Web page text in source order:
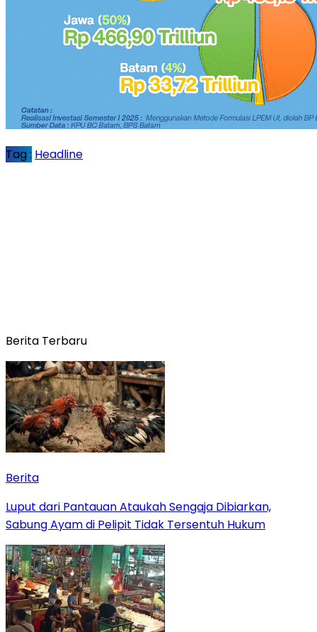
Tag : Headline
Berita Terbaru
Berita
Luput dari Pantauan Ataukah Sengaja Dibiarkan,
Sabung Ayam di Pelipit Tidak Tersentuh Hukum